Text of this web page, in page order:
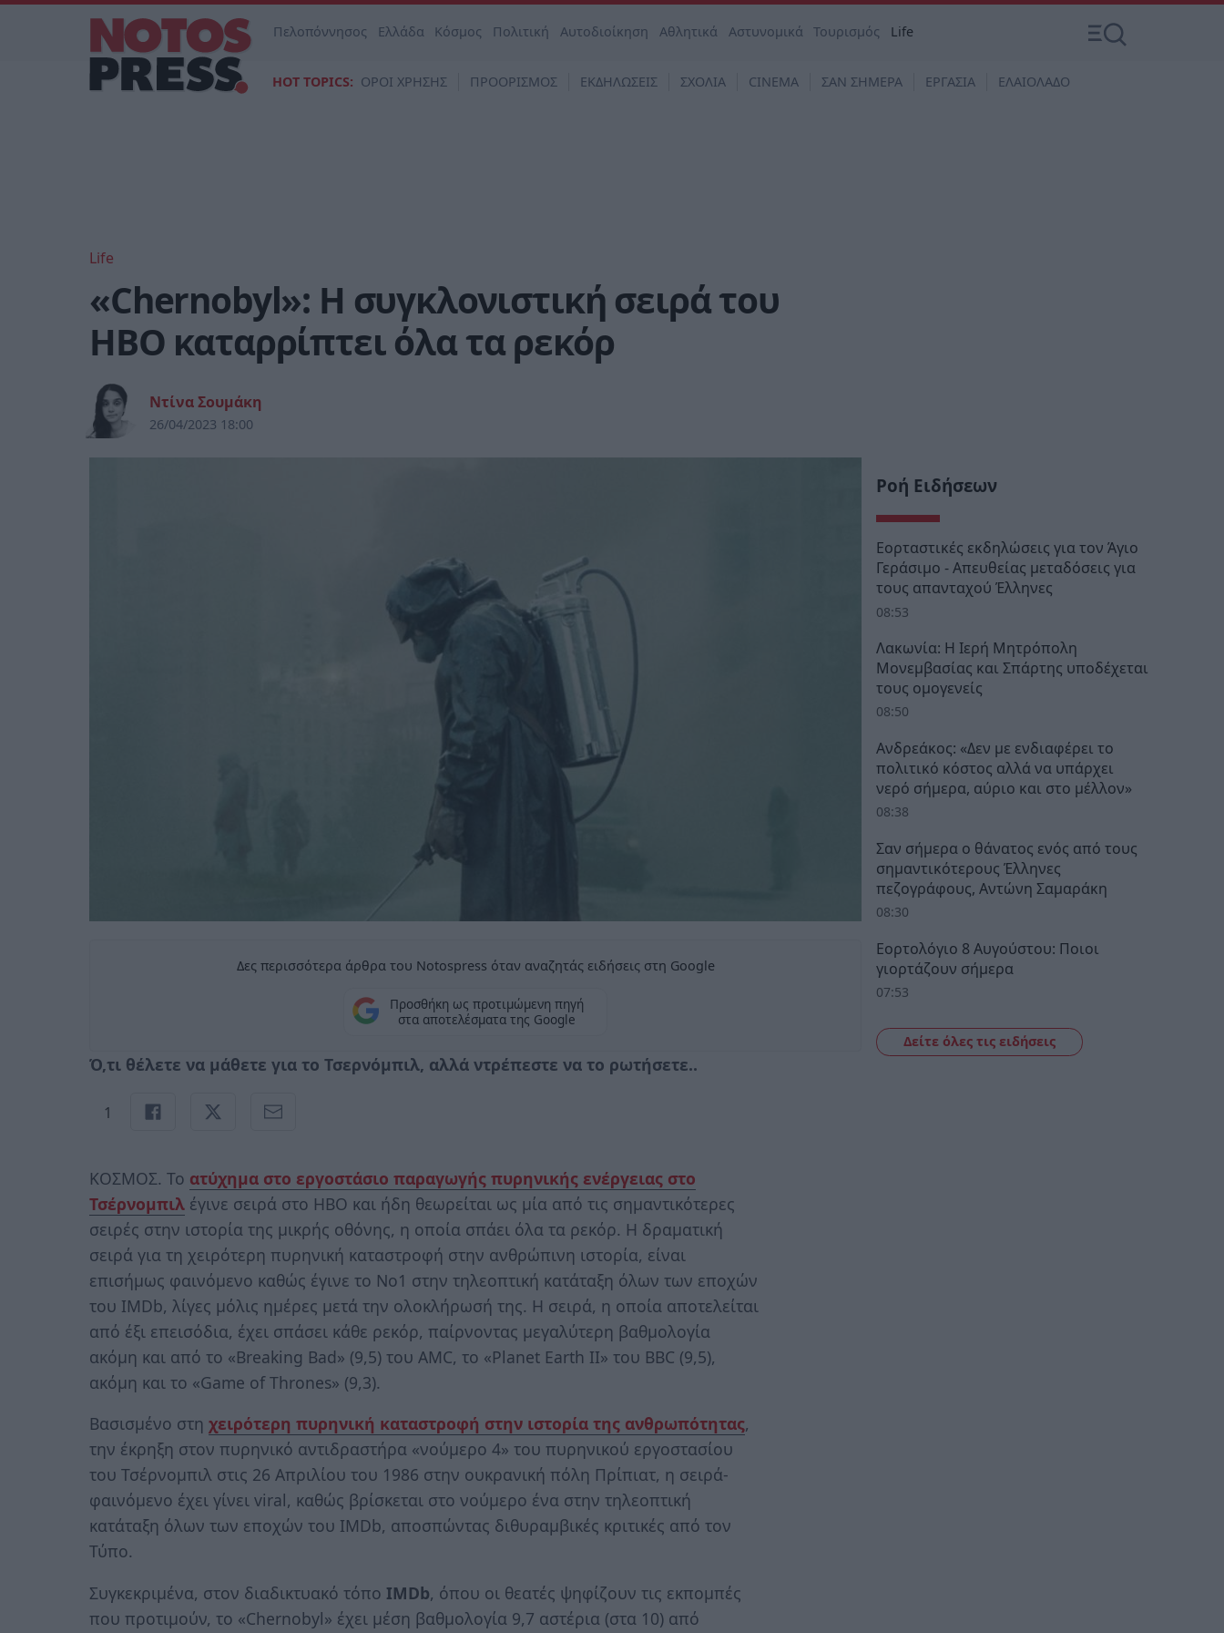
Πελοπόννησος Ελλάδα Κόσμος Πολιτική Αυτοδιοίκηση Αθλητικά Αστυνομικά Τουρισμός Life
HOT TOPICS: ΟΡΟΙ ΧΡΗΣΗΣ ΠΡΟΟΡΙΣΜΟΣ ΕΚΔΗΛΩΣΕΙΣ ΣΧΟΛΙΑ CINEMA ΣΑΝ ΣΗΜΕΡΑ ΕΡΓΑΣΙΑ ΕΛΑΙΟΛΑΔΟ
Life
«Chernobyl»: Η συγκλονιστική σειρά του
HBO καταρρίπτει όλα τα ρεκόρ
Ντίνα Σουμάκη
26/04/2023 18:00
Δες περισσότερα άρθρα του Notospress όταν αναζητάς ειδήσεις στη Google
Προσθήκη ως προτιμώμενη πηγή
στα αποτελέσματα της Google
Ό,τι θέλετε να μάθετε για το Τσερνόμπιλ, αλλά ντρέπεστε να το ρωτήσετε..
1
ΚΟΣΜΟΣ. Το ατύχημα στο εργοστάσιο παραγωγής πυρηνικής ενέργειας στο
Τσέρνομπιλ έγινε σειρά στο HBO και ήδη θεωρείται ως μία από τις σημαντικότερες
σειρές στην ιστορία της μικρής οθόνης, η οποία σπάει όλα τα ρεκόρ. Η δραματική
σειρά για τη χειρότερη πυρηνική καταστροφή στην ανθρώπινη ιστορία, είναι
επισήμως φαινόμενο καθώς έγινε το Νο1 στην τηλεοπτική κατάταξη όλων των εποχών
του IMDb, λίγες μόλις ημέρες μετά την ολοκλήρωσή της. Η σειρά, η οποία αποτελείται
από έξι επεισόδια, έχει σπάσει κάθε ρεκόρ, παίρνοντας μεγαλύτερη βαθμολογία
ακόμη και από το «Breaking Bad» (9,5) του AMC, το «Planet Earth II» του BBC (9,5),
ακόμη και το «Game of Thrones» (9,3).
Βασισμένο στη χειρότερη πυρηνική καταστροφή στην ιστορία της ανθρωπότητας,
την έκρηξη στον πυρηνικό αντιδραστήρα «νούμερο 4» του πυρηνικού εργοστασίου
του Τσέρνομπιλ στις 26 Απριλίου του 1986 στην ουκρανική πόλη Πρίπιατ, η σειρά-
φαινόμενο έχει γίνει viral, καθώς βρίσκεται στο νούμερο ένα στην τηλεοπτική
κατάταξη όλων των εποχών του IMDb, αποσπώντας διθυραμβικές κριτικές από τον
Τύπο.
Συγκεκριμένα, στον διαδικτυακό τόπο IMDb, όπου οι θεατές ψηφίζουν τις εκπομπές
που προτιμούν, το «Chernobyl» έχει μέση βαθμολογία 9,7 αστέρια (στα 10) από
Ροή Ειδήσεων
Εορταστικές εκδηλώσεις για τον Άγιο
Γεράσιμο - Απευθείας μεταδόσεις για
τους απανταχού Έλληνες
08:53
Λακωνία: Η Ιερή Μητρόπολη
Μονεμβασίας και Σπάρτης υποδέχεται
τους ομογενείς
08:50
Ανδρεάκος: «Δεν με ενδιαφέρει το
πολιτικό κόστος αλλά να υπάρχει
νερό σήμερα, αύριο και στο μέλλον»
08:38
Σαν σήμερα ο θάνατος ενός από τους
σημαντικότερους Έλληνες
πεζογράφους, Αντώνη Σαμαράκη
08:30
Εορτολόγιο 8 Αυγούστου: Ποιοι
γιορτάζουν σήμερα
07:53
Δείτε όλες τις ειδήσεις